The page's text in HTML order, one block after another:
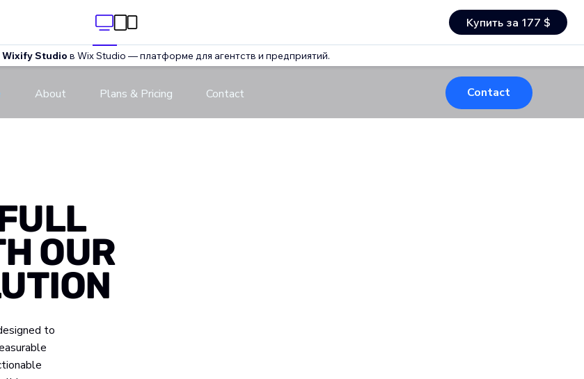
Купить за 177 $
Wixify Studio в Wix Studio — платформе для агентств и предприятий.